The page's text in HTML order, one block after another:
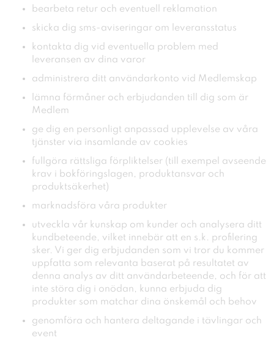
bearbeta retur och eventuell reklamation
skicka dig sms-aviseringar om leveransstatus
kontakta dig vid eventuella problem med
leveransen av dina varor
administrera ditt användarkonto vid Medlemskap
lämna förmåner och erbjudanden till dig som är
Medlem
ge dig en personligt anpassad upplevelse av våra
tjänster via insamlande av cookies
fullgöra rättsliga förpliktelser (till exempel avseende
krav i bokföringslagen, produktansvar och
produktsäkerhet)
marknadsföra våra produkter
utveckla vår kunskap om kunder och analysera ditt
kundbeteende, vilket innebär att en s.k. profilering
sker. Vi ger dig erbjudanden som vi tror du kommer
uppfatta som relevanta baserat på resultatet av
denna analys av ditt användarbeteende, och för att
inte störa dig i onödan, kunna erbjuda dig
produkter som matchar dina önskemål och behov
genomföra och hantera deltagande i tävlingar och
event